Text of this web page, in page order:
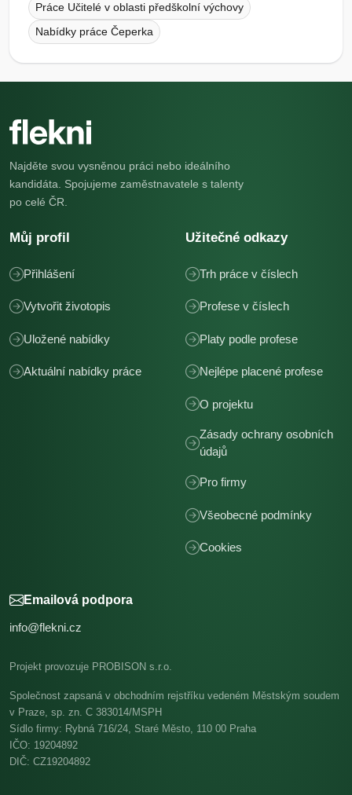
Práce Učitelé v oblasti předškolní výchovy
Nabídky práce Čeperka
Najděte svou vysněnou práci nebo ideálního
kandidáta. Spojujeme zaměstnavatele s talenty
po celé ČR.
Můj profil
Přihlášení
Vytvořit životopis
Uložené nabídky
Aktuální nabídky práce
Užitečné odkazy
Trh práce v číslech
Profese v číslech
Platy podle profese
Nejlépe placené profese
O projektu
Zásady ochrany osobních
údajů
Pro firmy
Všeobecné podmínky
Cookies
Emailová podpora
info@flekni.cz
Projekt provozuje PROBISON s.r.o.
Společnost zapsaná v obchodním rejstříku vedeném Městským soudem
v Praze, sp. zn. C 383014/MSPH
Sídlo firmy: Rybná 716/24, Staré Město, 110 00 Praha
IČO: 19204892
DIČ: CZ19204892